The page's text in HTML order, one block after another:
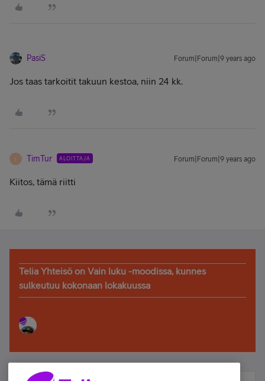
PasiS Forum|Forum|9 years ago
Jos taas tarkoitit takuun kestoa, niin 24 kk.
T TimTur ALOITTAJA Forum|Forum|9 years ago
Kiitos, tämä riitti
Telia Yhteisö on Vain luku -moodissa, kunnes
sulkeutuu kokonaan lokakuussa